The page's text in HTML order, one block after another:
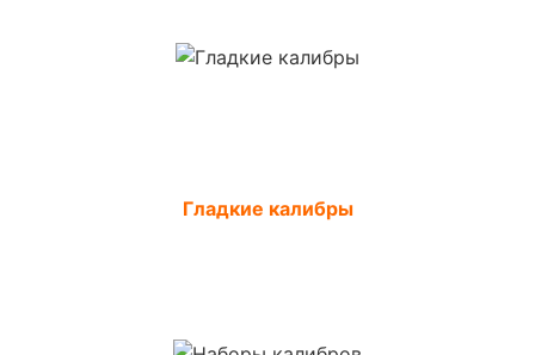
Гладкие калибры